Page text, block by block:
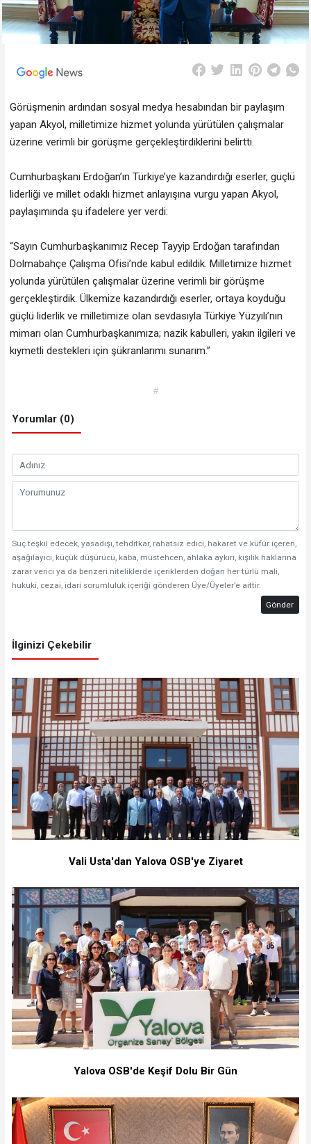
Görüşmenin ardından sosyal medya hesabından bir paylaşım
yapan Akyol, milletimize hizmet yolunda yürütülen çalışmalar
üzerine verimli bir görüşme gerçekleştirdiklerini belirtti.
Cumhurbaşkanı Erdoğan’ın Türkiye’ye kazandırdığı eserler, güçlü
liderliği ve millet odaklı hizmet anlayışına vurgu yapan Akyol,
paylaşımında şu ifadelere yer verdi:
“Sayın Cumhurbaşkanımız Recep Tayyip Erdoğan tarafından
Dolmabahçe Çalışma Ofisi’nde kabul edildik. Milletimize hizmet
yolunda yürütülen çalışmalar üzerine verimli bir görüşme
gerçekleştirdik. Ülkemize kazandırdığı eserler, ortaya koyduğu
güçlü liderlik ve milletimize olan sevdasıyla Türkiye Yüzyılı’nın
mimarı olan Cumhurbaşkanımıza; nazik kabulleri, yakın ilgileri ve
kıymetli destekleri için şükranlarımı sunarım.”
#
Yorumlar (0)
Suç teşkil edecek, yasadışı, tehditkar, rahatsız edici, hakaret ve küfür içeren,
aşağılayıcı, küçük düşürücü, kaba, müstehcen, ahlaka aykırı, kişilik haklarına
zarar verici ya da benzeri niteliklerde içeriklerden doğan her türlü mali,
hukuki, cezai, idari sorumluluk içeriği gönderen Üye/Üyeler’e aittir.
Gönder
İlginizi Çekebilir
Vali Usta'dan Yalova OSB'ye Ziyaret
Yalova OSB'de Keşif Dolu Bir Gün